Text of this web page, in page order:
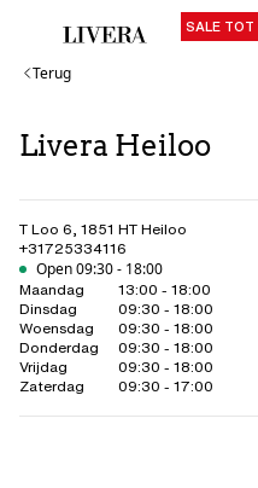
SALE
Terug
Livera Heiloo
T Loo 6, 1851 HTHeiloo
+31725334116
Open 09:30 - 18:00
Maandag
13:00 - 18:00
Dinsdag
09:30 - 18:00
Woensdag
09:30 - 18:00
Donderdag
09:30 - 18:00
Vrijdag
09:30 - 18:00
Zaterdag
09:30 - 17:00